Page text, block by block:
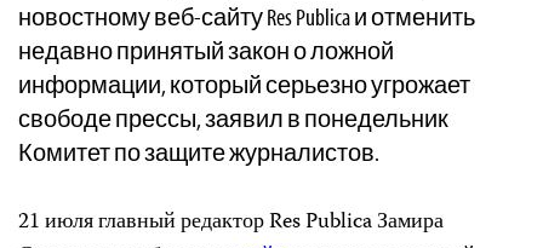
новостному веб-сайту Res Publica и отменить
недавно принятый закон о ложной
информации, который серьезно угрожает
свободе прессы, заявил в понедельник
Комитет по защите журналистов.
21 июля главный редактор Res Publica Замира